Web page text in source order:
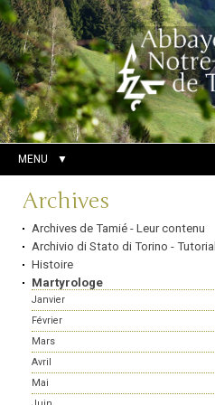
Aller
au
contenu.
|
Aller
à
la
navigation
Outils
personnels
Chercher par
Recherche
avancée…
MENU
Navigation
Archives
Archives de Tamié - Leur contenu
Archivio di Stato di Torino - Tutorial
Histoire
Martyrologe
Janvier
Février
Mars
Avril
Mai